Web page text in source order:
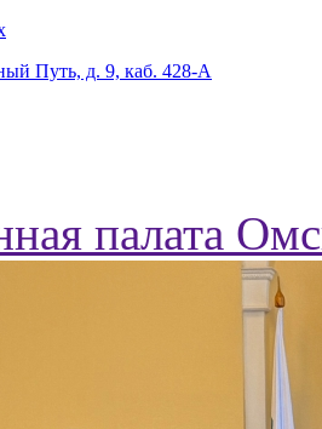
Путь, д. 9, каб. 428-А
палата